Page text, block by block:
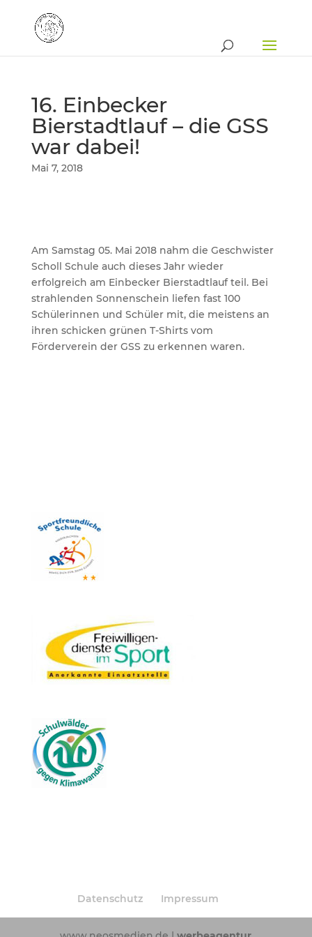
16. Einbecker
Bierstadtlauf – die GSS
war dabei!
Mai 7, 2018
Am Samstag 05. Mai 2018 nahm die Geschwister
Scholl Schule auch dieses Jahr wieder
erfolgreich am Einbecker Bierstadtlauf teil. Bei
strahlenden Sonnenschein liefen fast 100
Schülerinnen und Schüler mit, die meistens an
ihren schicken grünen T-Shirts vom
Förderverein der GSS zu erkennen waren.
Datenschutz Impressum